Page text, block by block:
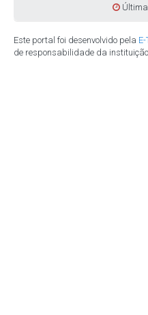
Este portal foi desenvolvido pela
de responsabilidade da